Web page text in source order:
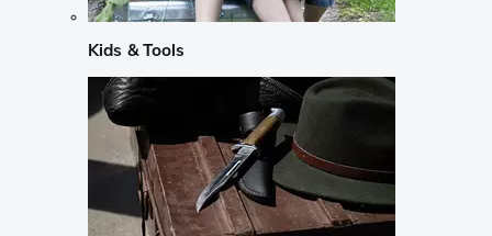
Kids & Tools